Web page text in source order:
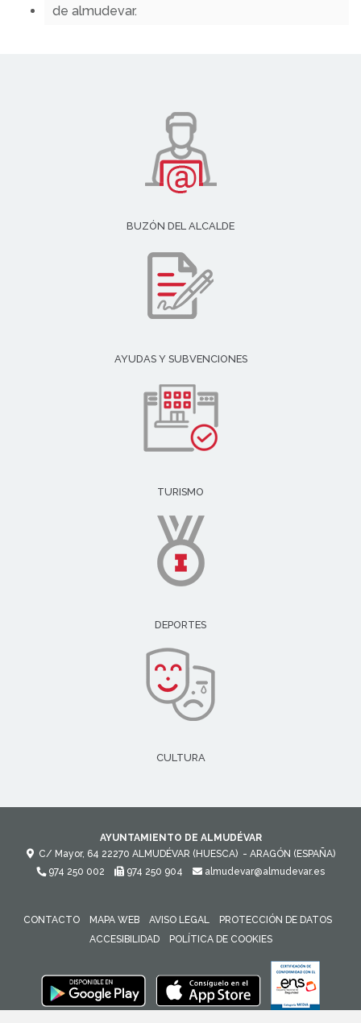
de almudevar.
BUZÓN DEL ALCALDE
AYUDAS Y SUBVENCIONES
TURISMO
DEPORTES
CULTURA
AYUNTAMIENTO DE ALMUDÉVAR
C/ Mayor, 64 22270 ALMUDÉVAR (HUESCA) - ARAGÓN (ESPAÑA)
974 250 002
974 250 904 almudevar@almudevar.es
CONTACTO MAPA WEB AVISO LEGAL
PROTECCIÓN DE DATOS
ACCESIBILIDAD
POLÍTICA DE COOKIES